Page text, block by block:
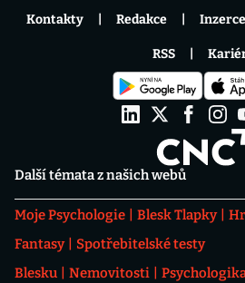
Další témata z našich webů
Moje Psychologie Blesk Tlapky
Fantasy
Spotřebitelské testy
Blesku
Nemovitosti
Kontakty Redakce Inzerce
RSS